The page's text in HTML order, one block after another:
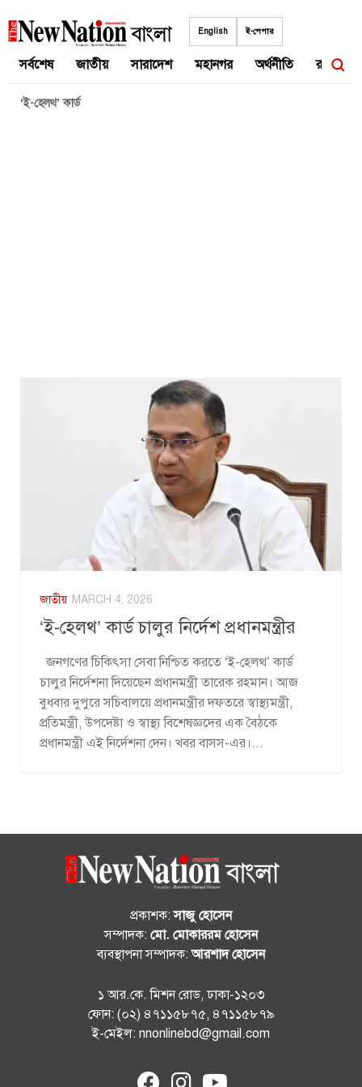
to
English ই-পেপার
সর্বশেষ জাতীয় সারাদেশ মহানগর অর্থনীতি রাজনীতি
‘ই-হেলথ’ কার্ড
জাতীয় MARCH 4, 2026
‘ই-হেলথ’ কার্ড চালুর নির্দেশ প্রধানমন্ত্রীর
জনগণের চিকিৎসা সেবা নিশ্চিত করতে ‘ই-হেলথ’ কার্ড
চালুর নির্দেশনা দিয়েছেন প্রধানমন্ত্রী তারেক রহমান। আজ
বুধবার দুপুরে সচিবালয়ে প্রধানমন্ত্রীর দফতরে স্বাস্থ্যমন্ত্রী,
প্রতিমন্ত্রী, উপদেষ্টা ও স্বাস্থ্য বিশেষজ্ঞদের এক বৈঠকে
প্রধানমন্ত্রী এই নির্দেশনা দেন। খবর বাসস-এর।...
প্রকাশক:সাজু হোসেন
সম্পাদক: মো. মোকাররম হোসেন
ব্যবস্থাপনা সম্পাদক:আরশাদ হোসেন
১ আর.কে. মিশন রোড, ঢাকা-১২০৩
ফোন: (০২) ৪৭১১৫৮৭৫, ৪৭১১৫৮৭৯
ই-মেইল: nnonlinebd@gmail.com
fab fab fab